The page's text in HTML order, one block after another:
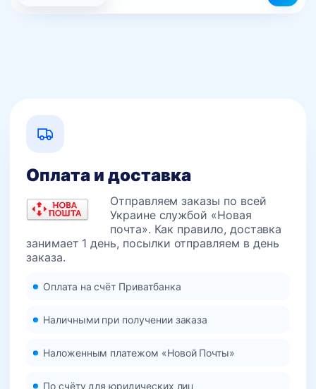
Оплата и доставка
Отправляем заказы по всей
Украине службой «Новая
почта». Как правило, доставка
занимает 1 день, посылки отправляем в день
заказа.
Оплата на счёт Приватбанка
Наличными при получении заказа
Наложенным платежом «Новой Почты»
По счёту для юридических лиц